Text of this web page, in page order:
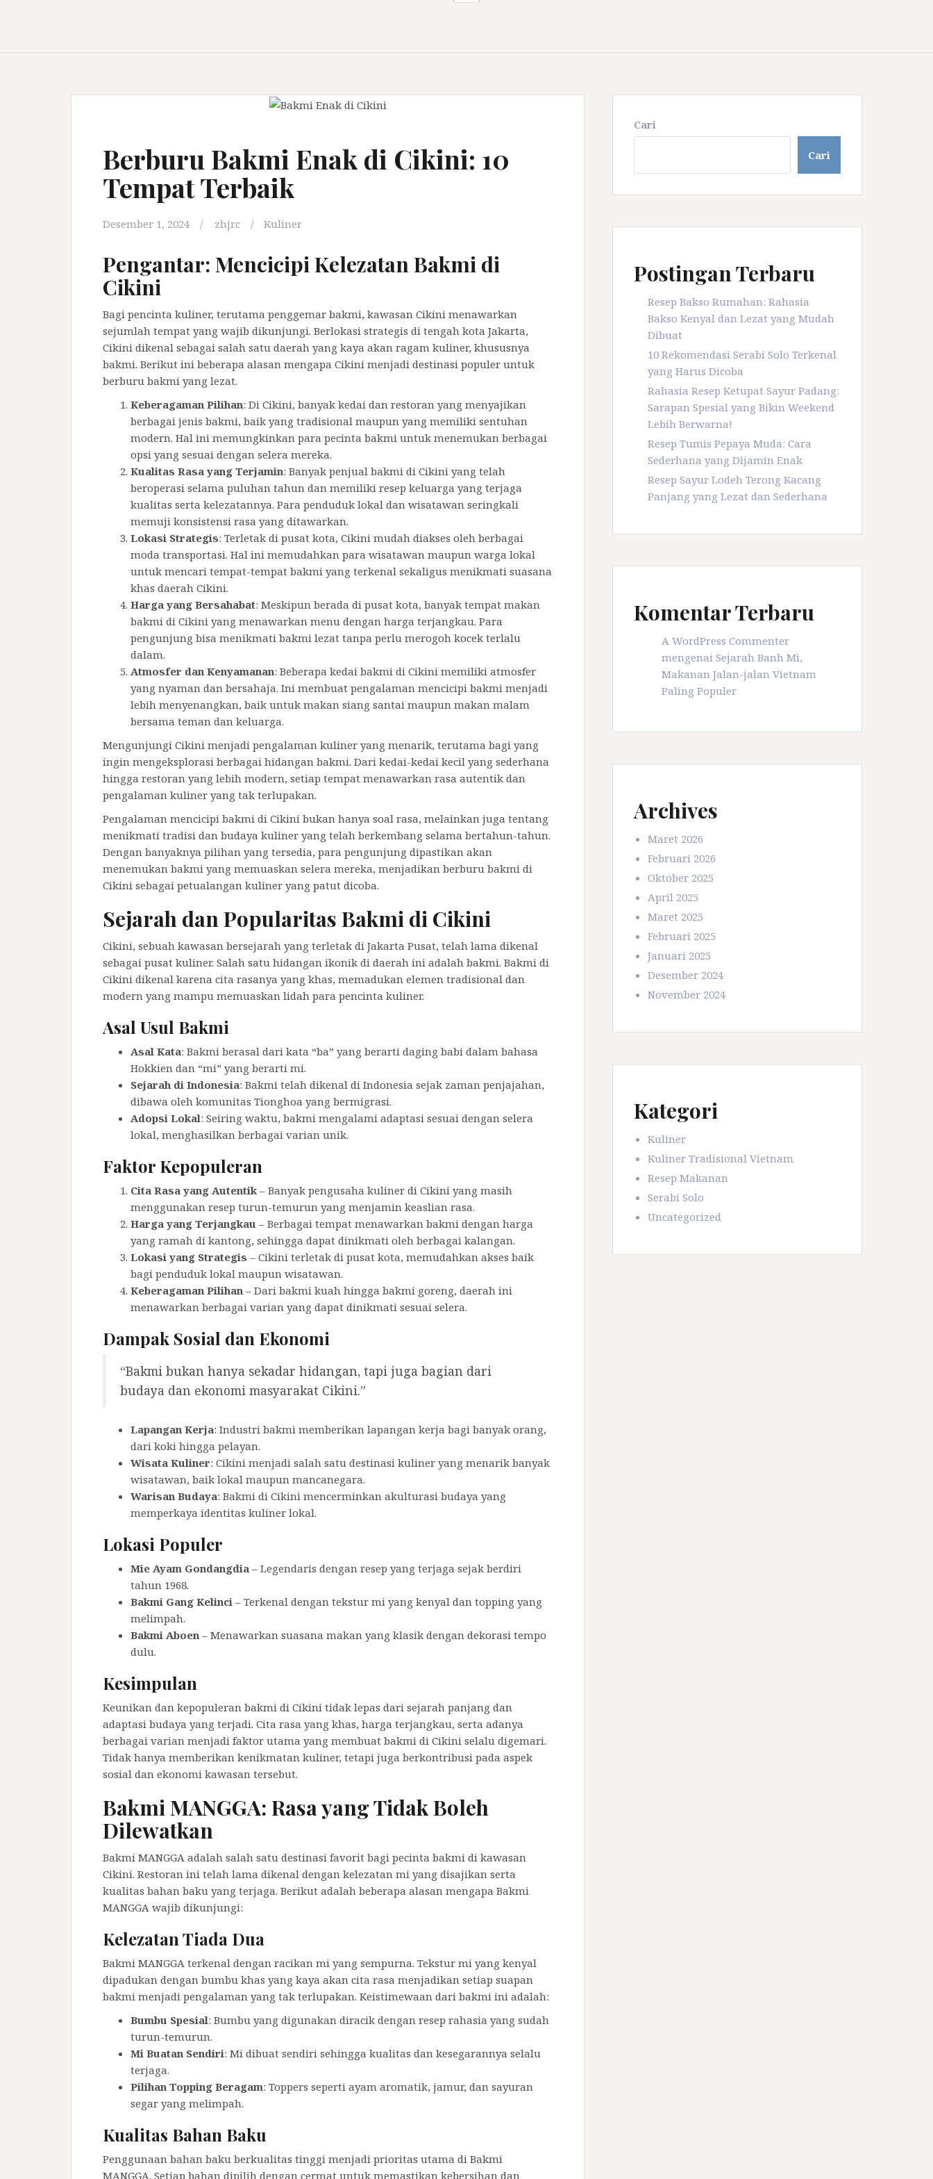
Berburu Bakmi Enak di Cikini: 10
Tempat Terbaik
Desember 1, 2024 zhjrc Kuliner
Pengantar: Mencicipi Kelezatan Bakmi di
Cikini
Bagi pencinta kuliner, terutama penggemar bakmi, kawasan Cikini menawarkan
sejumlah tempat yang wajib dikunjungi. Berlokasi strategis di tengah kota Jakarta,
Cikini dikenal sebagai salah satu daerah yang kaya akan ragam kuliner, khususnya
bakmi. Berikut ini beberapa alasan mengapa Cikini menjadi destinasi populer untuk
berburu bakmi yang lezat.
Keberagaman Pilihan: Di Cikini, banyak kedai dan restoran yang menyajikan
berbagai jenis bakmi, baik yang tradisional maupun yang memiliki sentuhan
modern. Hal ini memungkinkan para pecinta bakmi untuk menemukan berbagai
opsi yang sesuai dengan selera mereka.
Kualitas Rasa yang Terjamin: Banyak penjual bakmi di Cikini yang telah
beroperasi selama puluhan tahun dan memiliki resep keluarga yang terjaga
kualitas serta kelezatannya. Para penduduk lokal dan wisatawan seringkali
memuji konsistensi rasa yang ditawarkan.
Lokasi Strategis: Terletak di pusat kota, Cikini mudah diakses oleh berbagai
moda transportasi. Hal ini memudahkan para wisatawan maupun warga lokal
untuk mencari tempat-tempat bakmi yang terkenal sekaligus menikmati suasana
khas daerah Cikini.
Harga yang Bersahabat: Meskipun berada di pusat kota, banyak tempat makan
bakmi di Cikini yang menawarkan menu dengan harga terjangkau. Para
pengunjung bisa menikmati bakmi lezat tanpa perlu merogoh kocek terlalu
dalam.
Atmosfer dan Kenyamanan: Beberapa kedai bakmi di Cikini memiliki atmosfer
yang nyaman dan bersahaja. Ini membuat pengalaman mencicipi bakmi menjadi
lebih menyenangkan, baik untuk makan siang santai maupun makan malam
bersama teman dan keluarga.
Mengunjungi Cikini menjadi pengalaman kuliner yang menarik, terutama bagi yang
ingin mengeksplorasi berbagai hidangan bakmi. Dari kedai-kedai kecil yang sederhana
hingga restoran yang lebih modern, setiap tempat menawarkan rasa autentik dan
pengalaman kuliner yang tak terlupakan.
Pengalaman mencicipi bakmi di Cikini bukan hanya soal rasa, melainkan juga tentang
menikmati tradisi dan budaya kuliner yang telah berkembang selama bertahun-tahun.
Dengan banyaknya pilihan yang tersedia, para pengunjung dipastikan akan
menemukan bakmi yang memuaskan selera mereka, menjadikan berburu bakmi di
Cikini sebagai petualangan kuliner yang patut dicoba.
Sejarah dan Popularitas Bakmi di Cikini
Cikini, sebuah kawasan bersejarah yang terletak di Jakarta Pusat, telah lama dikenal
sebagai pusat kuliner. Salah satu hidangan ikonik di daerah ini adalah bakmi. Bakmi di
Cikini dikenal karena cita rasanya yang khas, memadukan elemen tradisional dan
modern yang mampu memuaskan lidah para pencinta kuliner.
Asal Usul Bakmi
Asal Kata: Bakmi berasal dari kata “ba” yang berarti daging babi dalam bahasa
Hokkien dan “mi” yang berarti mi.
Sejarah di Indonesia: Bakmi telah dikenal di Indonesia sejak zaman penjajahan,
dibawa oleh komunitas Tionghoa yang bermigrasi.
Adopsi Lokal: Seiring waktu, bakmi mengalami adaptasi sesuai dengan selera
lokal, menghasilkan berbagai varian unik.
Faktor Kepopuleran
Cita Rasa yang Autentik – Banyak pengusaha kuliner di Cikini yang masih
menggunakan resep turun-temurun yang menjamin keaslian rasa.
Harga yang Terjangkau – Berbagai tempat menawarkan bakmi dengan harga
yang ramah di kantong, sehingga dapat dinikmati oleh berbagai kalangan.
Lokasi yang Strategis – Cikini terletak di pusat kota, memudahkan akses baik
bagi penduduk lokal maupun wisatawan.
Keberagaman Pilihan – Dari bakmi kuah hingga bakmi goreng, daerah ini
menawarkan berbagai varian yang dapat dinikmati sesuai selera.
Dampak Sosial dan Ekonomi
“Bakmi bukan hanya sekadar hidangan, tapi juga bagian dari
budaya dan ekonomi masyarakat Cikini.”
Lapangan Kerja: Industri bakmi memberikan lapangan kerja bagi banyak orang,
dari koki hingga pelayan.
Wisata Kuliner: Cikini menjadi salah satu destinasi kuliner yang menarik banyak
wisatawan, baik lokal maupun mancanegara.
Warisan Budaya: Bakmi di Cikini mencerminkan akulturasi budaya yang
memperkaya identitas kuliner lokal.
Lokasi Populer
Mie Ayam Gondangdia – Legendaris dengan resep yang terjaga sejak berdiri
tahun 1968.
Bakmi Gang Kelinci – Terkenal dengan tekstur mi yang kenyal dan topping yang
melimpah.
Bakmi Aboen – Menawarkan suasana makan yang klasik dengan dekorasi tempo
dulu.
Kesimpulan
Keunikan dan kepopuleran bakmi di Cikini tidak lepas dari sejarah panjang dan
adaptasi budaya yang terjadi. Cita rasa yang khas, harga terjangkau, serta adanya
berbagai varian menjadi faktor utama yang membuat bakmi di Cikini selalu digemari.
Tidak hanya memberikan kenikmatan kuliner, tetapi juga berkontribusi pada aspek
sosial dan ekonomi kawasan tersebut.
Bakmi MANGGA: Rasa yang Tidak Boleh
Dilewatkan
Bakmi MANGGA adalah salah satu destinasi favorit bagi pecinta bakmi di kawasan
Cikini. Restoran ini telah lama dikenal dengan kelezatan mi yang disajikan serta
kualitas bahan baku yang terjaga. Berikut adalah beberapa alasan mengapa Bakmi
MANGGA wajib dikunjungi:
Kelezatan Tiada Dua
Bakmi MANGGA terkenal dengan racikan mi yang sempurna. Tekstur mi yang kenyal
dipadukan dengan bumbu khas yang kaya akan cita rasa menjadikan setiap suapan
bakmi menjadi pengalaman yang tak terlupakan. Keistimewaan dari bakmi ini adalah:
Bumbu Spesial: Bumbu yang digunakan diracik dengan resep rahasia yang sudah
turun-temurun.
Mi Buatan Sendiri: Mi dibuat sendiri sehingga kualitas dan kesegarannya selalu
terjaga.
Pilihan Topping Beragam: Toppers seperti ayam aromatik, jamur, dan sayuran
segar yang melimpah.
Kualitas Bahan Baku
Penggunaan bahan baku berkualitas tinggi menjadi prioritas utama di Bakmi
MANGGA. Setiap bahan dipilih dengan cermat untuk memastikan kebersihan dan
Cari
Cari
Postingan Terbaru
Resep Bakso Rumahan: Rahasia
Bakso Kenyal dan Lezat yang Mudah
Dibuat
10 Rekomendasi Serabi Solo Terkenal
yang Harus Dicoba
Rahasia Resep Ketupat Sayur Padang:
Sarapan Spesial yang Bikin Weekend
Lebih Berwarna!
Resep Tumis Pepaya Muda: Cara
Sederhana yang Dijamin Enak
Resep Sayur Lodeh Terong Kacang
Panjang yang Lezat dan Sederhana
Komentar Terbaru
A WordPress Commenter
mengenai Sejarah Banh Mi,
Makanan Jalan-jalan Vietnam
Paling Populer
Archives
Maret 2026
Februari 2026
Oktober 2025
April 2025
Maret 2025
Februari 2025
Januari 2025
Desember 2024
November 2024
Kategori
Kuliner
Kuliner Tradisional Vietnam
Resep Makanan
Serabi Solo
Uncategorized